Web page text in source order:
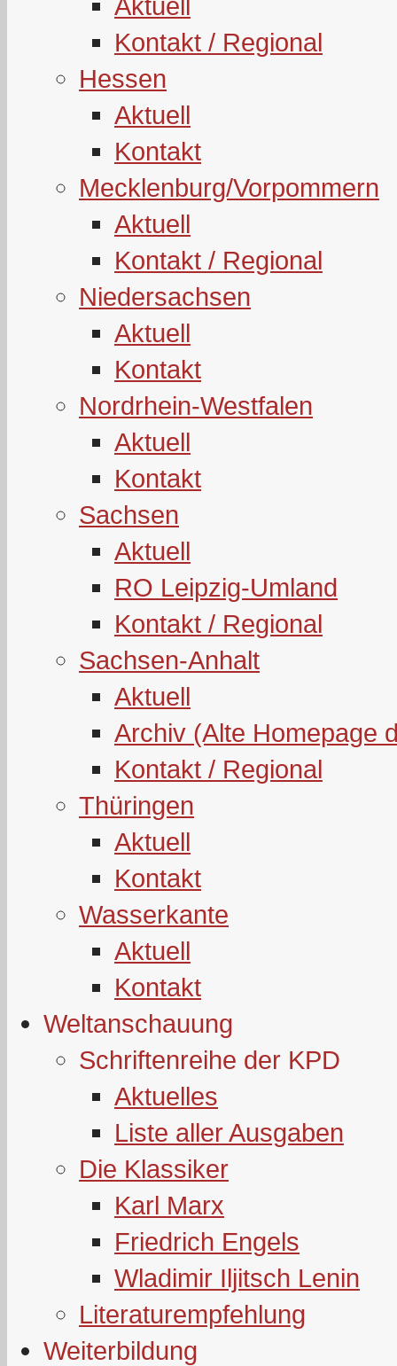
Kontakt / Regional
Hessen
Aktuell
Kontakt
Mecklenburg/Vorpommern
Aktuell
Kontakt / Regional
Niedersachsen
Aktuell
Kontakt
Nordrhein-Westfalen
Aktuell
Kontakt
Sachsen
Aktuell
RO Leipzig-Umland
Kontakt / Regional
Sachsen-Anhalt
Aktuell
Archiv (Alte Homepage
Kontakt / Regional
Thüringen
Aktuell
Kontakt
Wasserkante
Aktuell
Kontakt
Weltanschauung
Schriftenreihe der KPD
Aktuelles
Liste aller Ausgaben
Die Klassiker
Karl Marx
Friedrich Engels
Wladimir Iljitsch Lenin
Literaturempfehlung
Weiterbildung